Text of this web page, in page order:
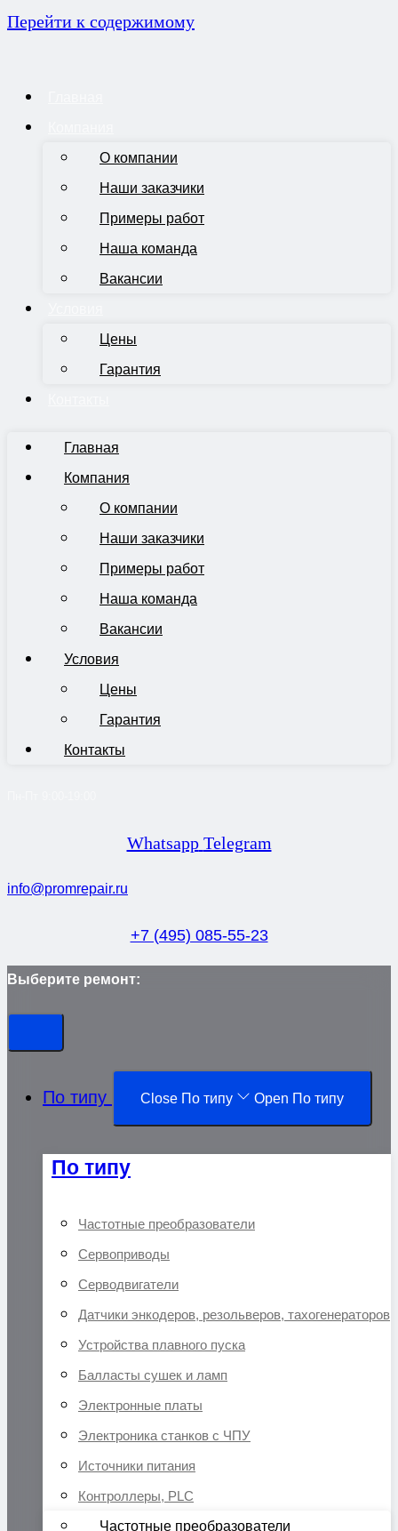
Перейти к содержимому
О компании
Наши заказчики
Примеры работ
Наша команда
Вакансии
Цены
Гарантия
Главная
Компания
О компании
Наши заказчики
Примеры работ
Наша команда
Вакансии
Условия
Цены
Гарантия
Контакты
Whatsapp Telegram
info@promrepair.ru
+7 (495) 085-55-23
Выберите ремонт:
По типу Close По типу Open По типу
По типу
Частотные преобразователи
Сервоприводы
Серводвигатели
Датчики энкодеров, резольверов, тахогенераторов
Устройства плавного пуска
Балласты сушек и ламп
Электронные платы
Электроника станков с ЧПУ
Источники питания
Контроллеры, PLC
Частотные преобразователи